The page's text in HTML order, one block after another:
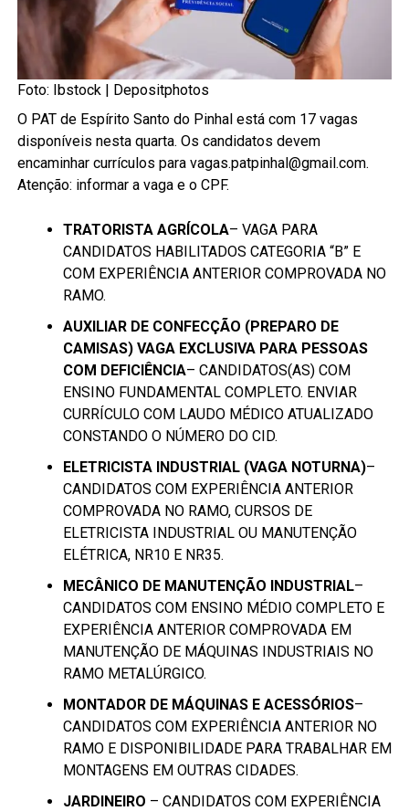
Foto: Ibstock | Depositphotos
O PAT de Espírito Santo do Pinhal está com 17 vagas
disponíveis nesta quarta. Os candidatos devem
encaminhar currículos para vagas.patpinhal@gmail.com.
Atenção: informar a vaga e o CPF.
TRATORISTA AGRÍCOLA– VAGA PARA
CANDIDATOS HABILITADOS CATEGORIA “B” E
COM EXPERIÊNCIA ANTERIOR COMPROVADA NO
RAMO.
AUXILIAR DE CONFECÇÃO (PREPARO DE
CAMISAS) VAGA EXCLUSIVA PARA PESSOAS
COM DEFICIÊNCIA– CANDIDATOS(AS) COM
ENSINO FUNDAMENTAL COMPLETO. ENVIAR
CURRÍCULO COM LAUDO MÉDICO ATUALIZADO
CONSTANDO O NÚMERO DO CID.
ELETRICISTA INDUSTRIAL (VAGA NOTURNA)–
CANDIDATOS COM EXPERIÊNCIA ANTERIOR
COMPROVADA NO RAMO, CURSOS DE
ELETRICISTA INDUSTRIAL OU MANUTENÇÃO
ELÉTRICA, NR10 E NR35.
MECÂNICO DE MANUTENÇÃO INDUSTRIAL–
CANDIDATOS COM ENSINO MÉDIO COMPLETO E
EXPERIÊNCIA ANTERIOR COMPROVADA EM
MANUTENÇÃO DE MÁQUINAS INDUSTRIAIS NO
RAMO METALÚRGICO.
MONTADOR DE MÁQUINAS E ACESSÓRIOS–
CANDIDATOS COM EXPERIÊNCIA ANTERIOR NO
RAMO E DISPONIBILIDADE PARA TRABALHAR EM
MONTAGENS EM OUTRAS CIDADES.
JARDINEIRO – CANDIDATOS COM EXPERIÊNCIA